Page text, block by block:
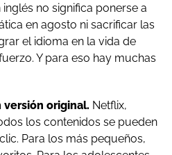
no significa ponerse a
en agosto ni sacrificar las
el idioma en la vida de
Y para eso hay muchas
versión original. Netflix,
los contenidos se pueden
Para los más pequeños,